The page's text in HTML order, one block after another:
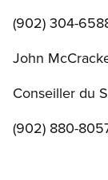
(902) 304-
John
Conseiller du
(902) 880-